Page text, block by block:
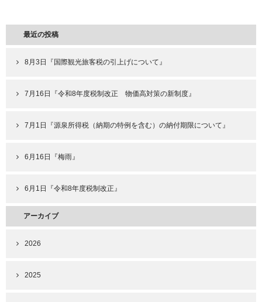
最近の投稿
8月3日『国際観光旅客税の引上げについて』
7月16日『令和8年度税制改正 物価高対策の新制度』
7月1日『源泉所得税（納期の特例を含む）の納付期限について』
6月16日『梅雨』
6月1日『令和8年度税制改正』
アーカイブ
2026
2025